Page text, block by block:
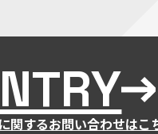
関するお問い合わせはこ